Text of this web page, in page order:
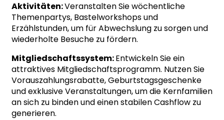
Aktivitäten:Veranstalten Sie wöchentliche
Themenpartys, Bastelworkshops und
Erzählstunden, um für Abwechslung zu sorgen und
wiederholte Besuche zu fördern.
Mitgliedschaftssystem:Entwickeln Sie ein
attraktives Mitgliedschaftsprogramm. Nutzen Sie
Vorauszahlungsrabatte, Geburtstagsgeschenke
und exklusive Veranstaltungen, um die Kernfamilien
an sich zu binden und einen stabilen Cashflow zu
generieren.